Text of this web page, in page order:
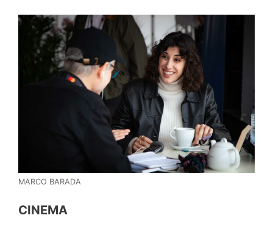
MARCO BARADA
CINEMA